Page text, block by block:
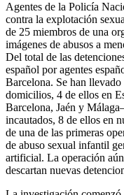
Agentes de la Policía
contra la explotación
de 25 miembros de una
imágenes de abusos a
Del total de las
español por agentes
Barcelona. Se han llevado
domicilios, 4 de ellos en
Barcelona, Jaén y
incautados, 8 de ellos en
de una de las primeras
de abuso sexual infantil
artificial. La operación
descartan nuevas